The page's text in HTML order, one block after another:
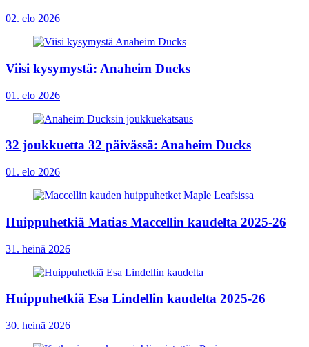
02. elo 2026
Viisi kysymystä: Anaheim Ducks
01. elo 2026
32 joukkuetta 32 päivässä: Anaheim Ducks
01. elo 2026
Huippuhetkiä Matias Maccellin kaudelta 2025-26
31. heinä 2026
Huippuhetkiä Esa Lindellin kaudelta 2025-26
30. heinä 2026